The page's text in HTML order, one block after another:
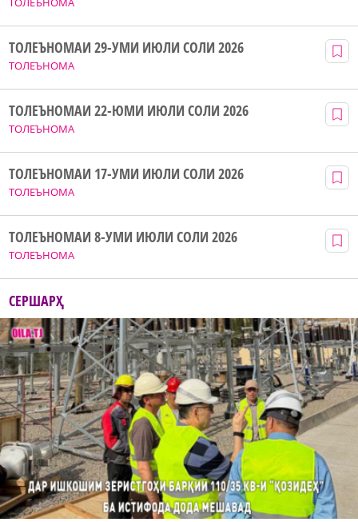
ТОЛЕЪНОМА
ТОЛЕЪНОМАИ 29-УМИ ИЮЛИ СОЛИ 2026
ТОЛЕЪНОМА
ТОЛЕЪНОМАИ 22-ЮМИ ИЮЛИ СОЛИ 2026
ТОЛЕЪНОМА
ТОЛЕЪНОМАИ 17-УМИ ИЮЛИ СОЛИ 2026
ТОЛЕЪНОМА
ТОЛЕЪНОМАИ 8-УМИ ИЮЛИ СОЛИ 2026
СЕРШАРҲ